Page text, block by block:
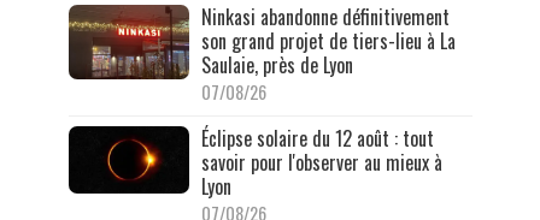
Ninkasi abandonne définitivement
son grand projet de tiers-lieu à La
Saulaie, près de Lyon
07/08/26
Éclipse solaire du 12 août : tout
savoir pour l'observer au mieux à
Lyon
07/08/26